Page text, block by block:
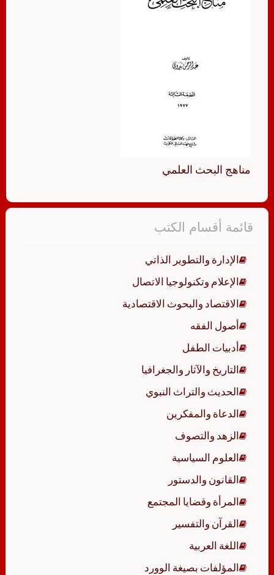
مناهج البحث العلمي
قائمة أقسام الكتب
الإدارة والتطوير الذاتي
الإعلام وتكنولوجيا الاتصال
الاقتصاد والبحوث الاقتصادية
أصول الفقه
أدبيات الطفل
التاريخ والآثار والجغرافيا
الحديث والتراث النبوي
الدعاة والمفكرين
الزهد والتصوف
العلوم السياسية
القانون والدستور
المرأة وقضايا المجتمع
القرآن والتفسير
اللغة العربية
المؤلفات بصيغة الوورد